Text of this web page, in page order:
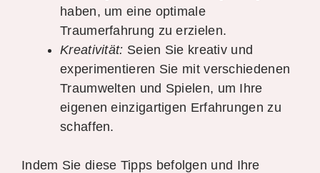
haben, um eine optimale
Traumerfahrung zu erzielen.
Kreativität: Seien Sie kreativ und
experimentieren Sie mit verschiedenen
Traumwelten und Spielen, um Ihre
eigenen einzigartigen Erfahrungen zu
schaffen.
Indem Sie diese Tipps befolgen und Ihre